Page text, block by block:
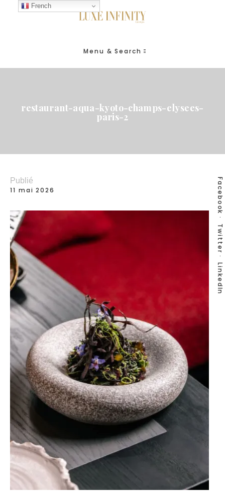
Menu & Search
restaurant-aqua-kyoto-champs-elysees-
paris-2
Facebook
Twitter
LinkedIn
Publié
11 mai 2026
French